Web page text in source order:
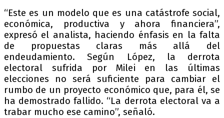
“Este es un modelo que es una catástrofe social,
económica, productiva y ahora financiera”,
expresó el analista, haciendo énfasis en la falta
de propuestas claras más allá del
endeudamiento. Según López, la derrota
electoral sufrida por Milei en las últimas
elecciones no será suficiente para cambiar el
rumbo de un proyecto económico que, para él, se
ha demostrado fallido. “La derrota electoral va a
trabar mucho ese camino”, señaló.